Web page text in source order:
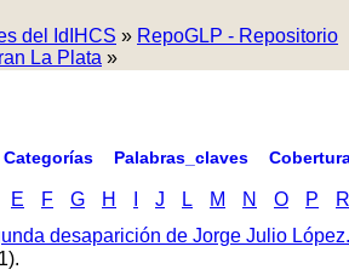
del IdIHCS » RepoGLP - Repositorio
La Plata »
Categorías Palabras_claves
E F G H J L M N O P
R
desaparición de Jorge Julio